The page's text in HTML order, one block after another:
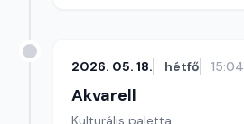
2026. 05. 18. hétfő 15:04
Akvarell
Kulturális paletta